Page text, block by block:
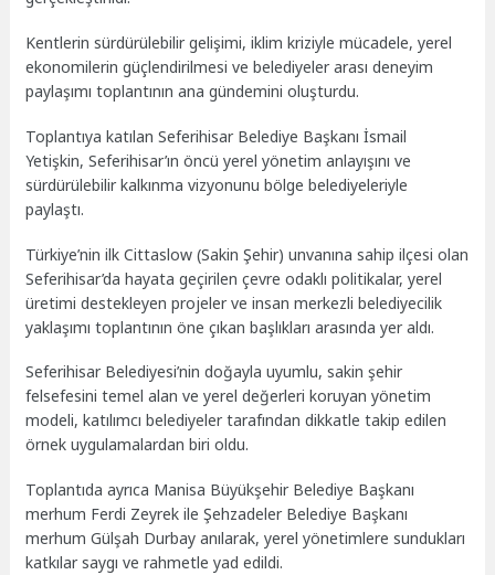
Kentlerin sürdürülebilir gelişimi, iklim kriziyle mücadele, yerel
ekonomilerin güçlendirilmesi ve belediyeler arası deneyim
paylaşımı toplantının ana gündemini oluşturdu.
Toplantıya katılan Seferihisar Belediye Başkanı İsmail
Yetişkin, Seferihisar’ın öncü yerel yönetim anlayışını ve
sürdürülebilir kalkınma vizyonunu bölge belediyeleriyle
paylaştı.
Türkiye’nin ilk Cittaslow (Sakin Şehir) unvanına sahip ilçesi olan
Seferihisar’da hayata geçirilen çevre odaklı politikalar, yerel
üretimi destekleyen projeler ve insan merkezli belediyecilik
yaklaşımı toplantının öne çıkan başlıkları arasında yer aldı.
Seferihisar Belediyesi’nin doğayla uyumlu, sakin şehir
felsefesini temel alan ve yerel değerleri koruyan yönetim
modeli, katılımcı belediyeler tarafından dikkatle takip edilen
örnek uygulamalardan biri oldu.
Toplantıda ayrıca Manisa Büyükşehir Belediye Başkanı
merhum Ferdi Zeyrek ile Şehzadeler Belediye Başkanı
merhum Gülşah Durbay anılarak, yerel yönetimlere sundukları
katkılar saygı ve rahmetle yad edildi.